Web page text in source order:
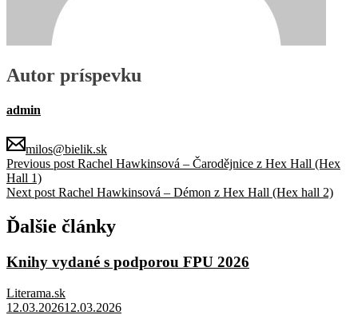
Autor príspevku
admin
milos@bielik.sk
Previous post Rachel Hawkinsová – Čarodějnice z Hex Hall (Hex
Hall 1)
Next post Rachel Hawkinsová – Démon z Hex Hall (Hex hall 2)
Ďalšie články
Knihy vydané s podporou FPU 2026
Literama.sk
12.03.202612.03.2026